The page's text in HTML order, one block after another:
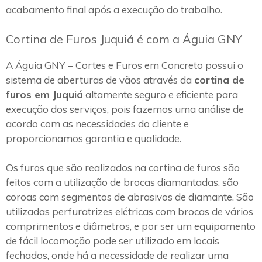
acabamento final após a execução do trabalho.
Cortina de Furos Juquiá é com a Águia GNY
A Águia GNY – Cortes e Furos em Concreto possui o
sistema de aberturas de vãos através da cortina de
furos em Juquiá altamente seguro e eficiente para
execução dos serviços, pois fazemos uma análise de
acordo com as necessidades do cliente e
proporcionamos garantia e qualidade.
Os furos que são realizados na cortina de furos são
feitos com a utilização de brocas diamantadas, são
coroas com segmentos de abrasivos de diamante. São
utilizadas perfuratrizes elétricas com brocas de vários
comprimentos e diâmetros, e por ser um equipamento
de fácil locomoção pode ser utilizado em locais
fechados, onde há a necessidade de realizar uma